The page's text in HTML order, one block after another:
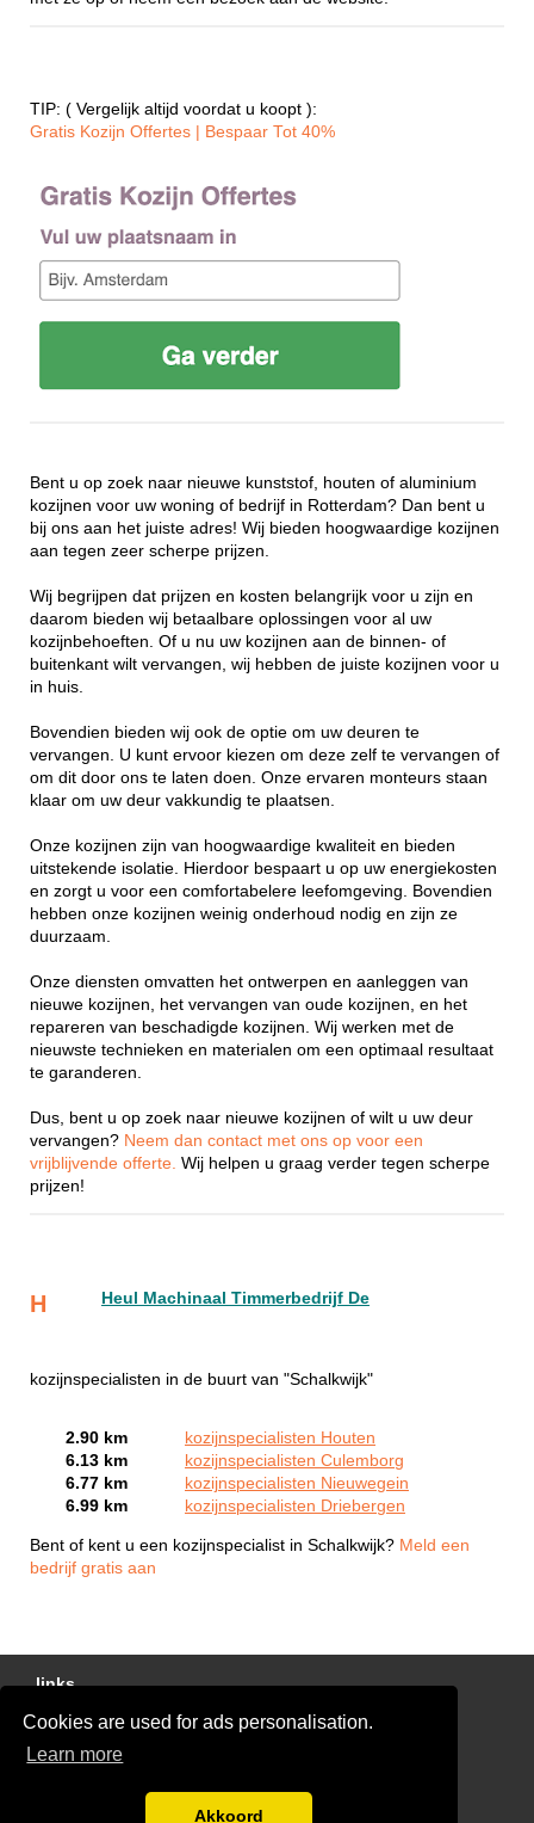
Cookies are used for ads personalisation.
Learn more
Akkoord
TIP: ( Vergelijk altijd voordat u koopt ):
Gratis Kozijn Offertes | Bespaar Tot 40%‎
Bent u op zoek naar nieuwe kunststof, houten of aluminium
kozijnen voor uw woning of bedrijf in Rotterdam? Dan bent u
bij ons aan het juiste adres! Wij bieden hoogwaardige kozijnen
aan tegen zeer scherpe prijzen.
Wij begrijpen dat prijzen en kosten belangrijk voor u zijn en
daarom bieden wij betaalbare oplossingen voor al uw
kozijnbehoeften. Of u nu uw kozijnen aan de binnen- of
buitenkant wilt vervangen, wij hebben de juiste kozijnen voor u
in huis.
Bovendien bieden wij ook de optie om uw deuren te
vervangen. U kunt ervoor kiezen om deze zelf te vervangen of
om dit door ons te laten doen. Onze ervaren monteurs staan
klaar om uw deur vakkundig te plaatsen.
Onze kozijnen zijn van hoogwaardige kwaliteit en bieden
uitstekende isolatie. Hierdoor bespaart u op uw energiekosten
en zorgt u voor een comfortabelere leefomgeving. Bovendien
hebben onze kozijnen weinig onderhoud nodig en zijn ze
duurzaam.
Onze diensten omvatten het ontwerpen en aanleggen van
nieuwe kozijnen, het vervangen van oude kozijnen, en het
repareren van beschadigde kozijnen. Wij werken met de
nieuwste technieken en materialen om een optimaal resultaat
te garanderen.
Dus, bent u op zoek naar nieuwe kozijnen of wilt u uw deur
vervangen? Neem dan contact met ons op voor een
vrijblijvende offerte. Wij helpen u graag verder tegen scherpe
prijzen!
H Heul Machinaal Timmerbedrijf De
kozijnspecialisten in de buurt van "Schalkwijk"
2.90 km
kozijnspecialisten Houten
6.13 km
kozijnspecialisten Culemborg
6.77 km
kozijnspecialisten Nieuwegein
6.99 km
kozijnspecialisten Driebergen
Bent of kent u een kozijnspecialist in Schalkwijk? Meld een
bedrijf gratis aan
links
Gratis Offertes Vergelijken
Disclaimer